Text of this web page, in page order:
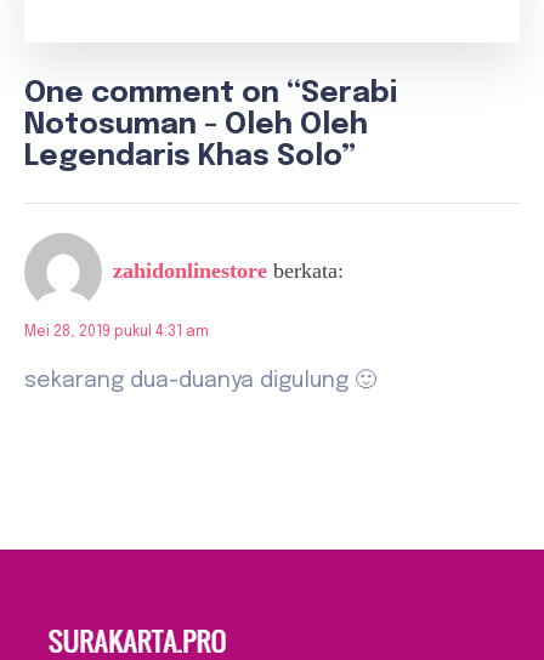
One comment on “Serabi
Notosuman - Oleh Oleh
Legendaris Khas Solo”
zahidonlinestore berkata:
Mei 28, 2019 pukul 4:31 am
sekarang dua-duanya digulung 🙂